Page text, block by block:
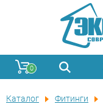
0
Каталог Фитинги